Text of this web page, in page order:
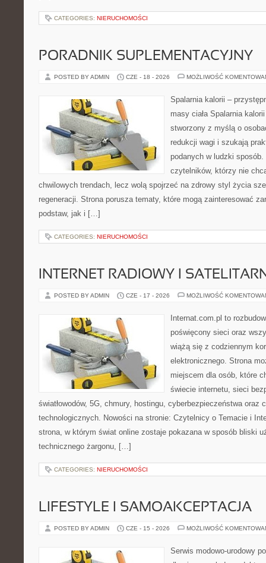
CATEGORIES: NIERUCHOMOŚCI
PORADNIK SUPLEMENTACYJNY
POSTED BY ADMIN CZE - 18 - 2026 MOŻLIWOŚĆ
Spalarnia kalorii –
masy ciała Spalarnia
stworzony z myślą o
redukcji wagi i szukają
podanych w ludzki sposób.
czytelników, którzy nie
chwilowych trendach, lecz wolą spojrzeć na zdrowy styl życia
regeneracji. Strona porusza tematy, które mogą zainteresować
podstaw, jak i […]
CATEGORIES: NIERUCHOMOŚCI
INTERNET RADIOWY I
POSTED BY ADMIN CZE - 17 - 2026 MOŻLIWOŚĆ
Internat.com.pl to
poświęcony sieci oraz
wiążą się z codziennym
elektronicznego. Strona
miejscem dla osób, które
świecie internetu, sieci
światłowodów, 5G, chmury, hostingu, cyberbezpieczeństwa oraz
technologicznych. Nowości na stronie: Czytelnicy o Temacie i
strona, w którym świat online zostaje pokazana w sposób bliski
technicznego żargonu, […]
CATEGORIES: NIERUCHOMOŚCI
LIFESTYLE I SAMOAKCEPTACJA
POSTED BY ADMIN CZE - 15 - 2026 MOŻLIWOŚĆ
Serwis modowo-urodowy